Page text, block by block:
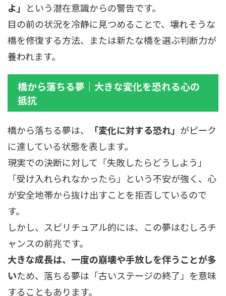
よ」 という潜在意識からの警告です。
目の前の状況を冷静に見つめることで、壊れそうな
橋を修復する方法、または新たな橋を選ぶ判断力が
養われます。
橋から落ちる夢｜大きな変化を恐れる心の
抵抗
橋から落ちる夢は、 「変化に対する恐れ」 がピーク
に達している状態を表します。
現実での決断に対して「失敗したらどうしよう」
「受け入れられなかったら」という不安が強く、心
が安全地帯から抜け出すことを拒否しているので
す。
しかし、スピリチュアル的には、この夢はむしろチ
ャンスの前兆です。
大きな成長は、一度の崩壊や手放しを伴うことが多
いため、落ちる夢は「古いステージの終了」を意味
することもあります。